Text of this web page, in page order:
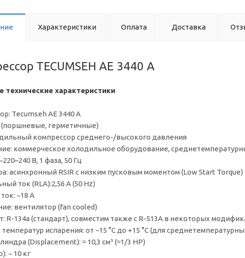
Характеристики Оплата Доставка
TECUMSEH AE 3440 A
технические характеристики
Tecumseh AE 3440 A
(поршневые, герметичные)
компрессор среднего-/высокого давления
коммерческое холодильное оборудование,
В, 1 фаза, 50 Гц
асинхронный RSIR с низким пусковым моментом (Low Start Torque)
ток (RLA):2,56 А (50 Hz)
~18 А
вентилятор (fan cooled)
R-134a (стандарт), совместим также с R-513A в некоторых
испарения: от −15 °C до +15 °C (для
(Displacement): ≈ 10,3 см³ (≈1/3 HP)
~ 10 кг